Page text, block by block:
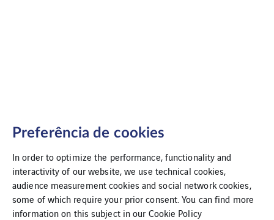
Preferência de cookies
In order to optimize the performance, functionality and
interactivity of our website, we use technical cookies,
audience measurement cookies and social network cookies,
some of which require your prior consent. You can find more
information on this subject in our Cookie Policy